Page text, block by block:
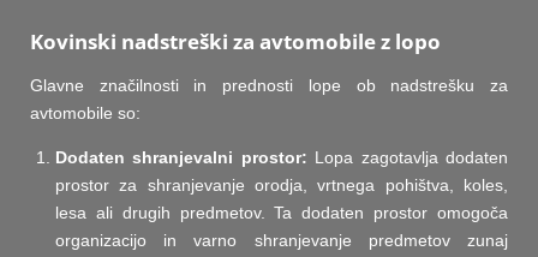
Kovinski nadstreški za avtomobile z lopo
Glavne značilnosti in prednosti lope ob nadstrešku za
avtomobile so:
Dodaten shranjevalni prostor: Lopa zagotavlja dodaten
prostor za shranjevanje orodja, vrtnega pohištva, koles,
lesa ali drugih predmetov. Ta dodaten prostor omogoča
organizacijo in varno shranjevanje predmetov zunaj